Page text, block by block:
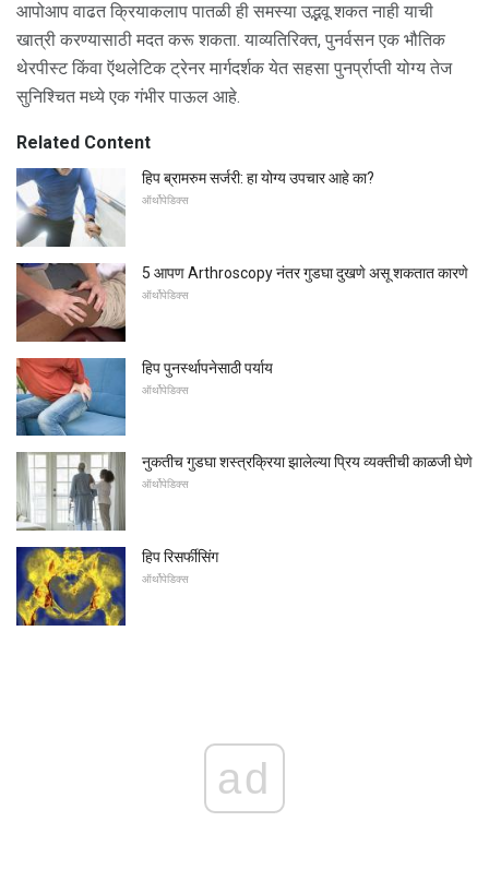
आपोआप वाढत क्रियाकलाप पातळी ही समस्या उद्भवू शकत नाही याची
खात्री करण्यासाठी मदत करू शकता. याव्यतिरिक्त, पुनर्वसन एक भौतिक
थेरपीस्ट किंवा ऍथलेटिक ट्रेनर मार्गदर्शक येत सहसा पुनर्प्राप्ती योग्य तेज
सुनिश्चित मध्ये एक गंभीर पाऊल आहे.
Related Content
हिप ब्रामरुम सर्जरी: हा योग्य उपचार आहे का?
ऑर्थोपेडिक्स
5 आपण Arthroscopy नंतर गुडघा दुखणे असू शकतात कारणे
ऑर्थोपेडिक्स
हिप पुनर्स्थापनेसाठी पर्याय
ऑर्थोपेडिक्स
नुकतीच गुडघा शस्त्रक्रिया झालेल्या प्रिय व्यक्तीची काळजी घेणे
ऑर्थोपेडिक्स
हिप रिसर्फीसिंग
ऑर्थोपेडिक्स
ad